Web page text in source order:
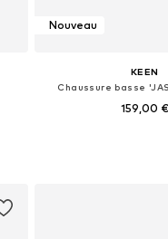
Nouveau
KEEN
Chaussure basse
159,00 €